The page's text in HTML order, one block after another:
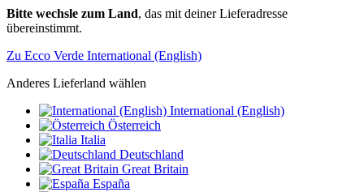
Bitte wechsle zum Land, das mit deiner Lieferadresse
übereinstimmt.
Zu Ecco Verde International (English)
Anderes Lieferland wählen
International (English)
Österreich
Italia
Deutschland
Great Britain
España